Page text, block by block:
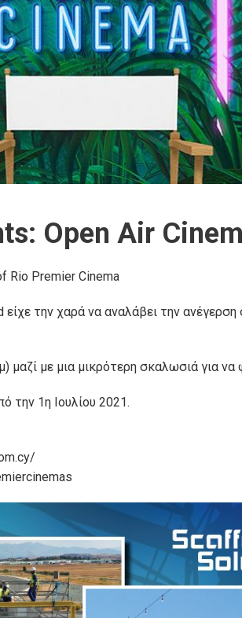
Open Air
Rio Premier Cinema
την χαρά να αναλάβει την
με μια μικρότερη σκαλωσιά για να
την 1η Ιουλίου 2021.